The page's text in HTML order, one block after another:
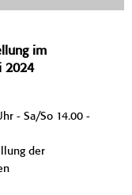
im
2024
- Sa/So 14.00 -
der